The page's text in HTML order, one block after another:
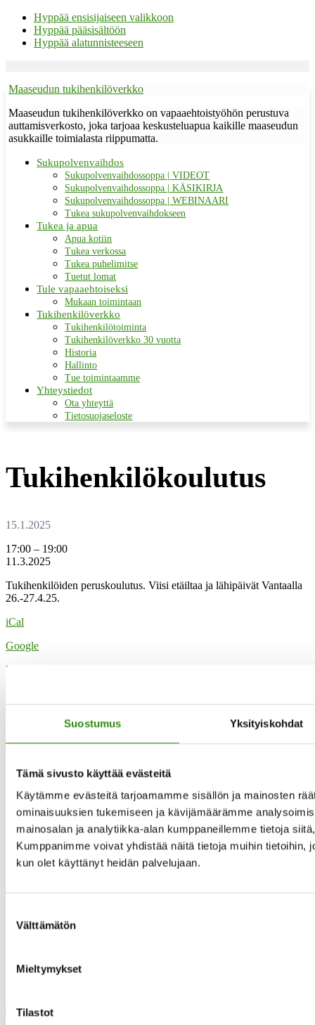
Suostumus Yksityiskohdat
Tämä sivusto käyttää evästeitä
Käytämme evästeitä tarjoamamme sisällön ja mainosten
ominaisuuksien tukemiseen ja kävijämäärämme
mainosalan ja analytiikka-alan kumppaneillemme tietoja
Kumppanimme voivat yhdistää näitä tietoja muihin tietoihin,
kun olet käyttänyt heidän palvelujaan.
valinta
Välttämätön
Mieltymykset
Tilastot
Hyppää ensisijaiseen valikkoon
Hyppää pääsisältöön
Hyppää alatunnisteeseen
Maaseudun tukihenkilöverkko
Maaseudun tukihenkilöverkko on vapaaehtoistyöhön perustuva
auttamisverkosto, joka tarjoaa keskusteluapua kaikille maaseudun
asukkaille toimialasta riippumatta.
Sukupolvenvaihdos
Sukupolvenvaihdossoppa | VIDEOT
Sukupolvenvaihdossoppa | KÄSIKIRJA
Sukupolvenvaihdossoppa | WEBINAARI
Tukea sukupolvenvaihdokseen
Tukea ja apua
Apua kotiin
Tukea verkossa
Tukea puhelimitse
Tuetut lomat
Tule vapaaehtoiseksi
Mukaan toimintaan
Tukihenkilöverkko
Tukihenkilötoiminta
Tukihenkilöverkko 30 vuotta
Historia
Hallinto
Tue toimintaamme
Yhteystiedot
Ota yhteyttä
Tietosuojaseloste
Tukihenkilökoulutus
Tukihenkilökoulutus
17:00 – 19:00
11.3.2025
Tukihenkilöiden peruskoulutus. Viisi etäiltaa ja lähipäivät Vantaalla
26.-27.4.25.
iCal
Google
Katso koko kalenteri
Maaseudun tukihenkilöverkko
puh.0400 789 481
Tukihenkilöiden tupa
Saavutettavuusseloste
Tilaa uutiskirjeemme
sekä keskusteluavun antaja.”